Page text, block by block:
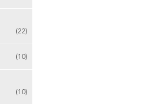
(22)
(10)
(10)